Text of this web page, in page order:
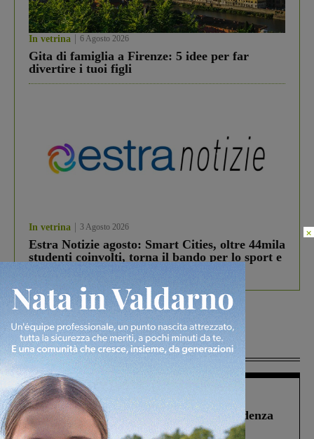
In vetrina 6 Agosto 2026
Gita di famiglia a Firenze: 5 idee per far
divertire i tuoi figli
In vetrina 3 Agosto 2026
Estra Notizie agosto: Smart Cities, oltre 44mila
studenti coinvolti, torna il bando per lo sport e
debutta il podcast Estrair
Più lette
Figline Incisa Valdarno 1 Agosto 2026
Piscina di Figline finanziata oltre la scadenza
Pnrr, il gruppo di Fratelli d’Italia: “Un
×